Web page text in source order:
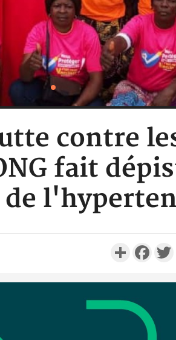
contre
fait
Partager